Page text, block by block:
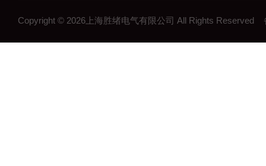
Copyright © 2026上海胜绪电气有限公司 All Rights Reserved